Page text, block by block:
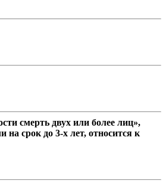
смерть двух или более лиц»,
срок до 3-х лет, относится к